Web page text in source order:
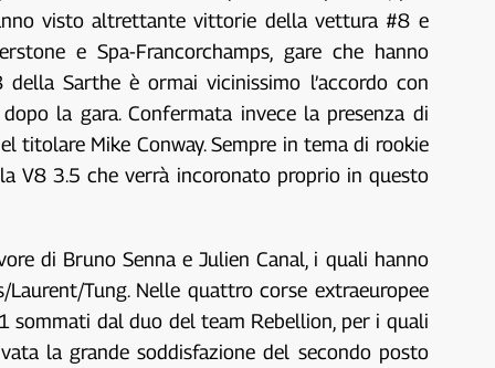
visto altrettante vittorie della vettura #8 e
e Spa-Francorchamps, gare che hanno
Sarthe è ormai vicinissimo l’accordo con
la gara. Confermata invece la presenza di
titolare Mike Conway. Sempre in tema di rookie
V8 3.5 che verrà incoronato proprio in questo
di Bruno Senna e Julien Canal, i quali hanno
Tung. Nelle quattro corse extraeuropee
dal duo del team Rebellion, per i quali
la grande soddisfazione del secondo posto